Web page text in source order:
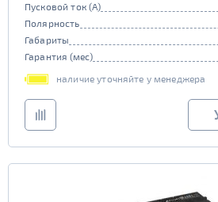
Пусковой ток (А)
Полярность
Габариты
Гарантия (мес)
наличие уточняйте у менеджера